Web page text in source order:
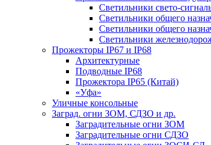
Светильники свето-
Светильники общего
Светильники общего
Светильники
Прожекторы IP67 и IP68
Архитектурные
Подводные IP68
Прожектора IP65 (Китай)
«Уфа»
Уличные консольные
Заград. огни ЗОМ, СДЗО и др.
Заградительные огни ЗОМ
Заградительные огни СДЗО